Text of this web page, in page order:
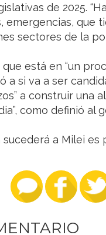
de 2025.
emergencias, que
sectores de la
está en “un
a si va a ser
a construir una
como definió al
a Milei es